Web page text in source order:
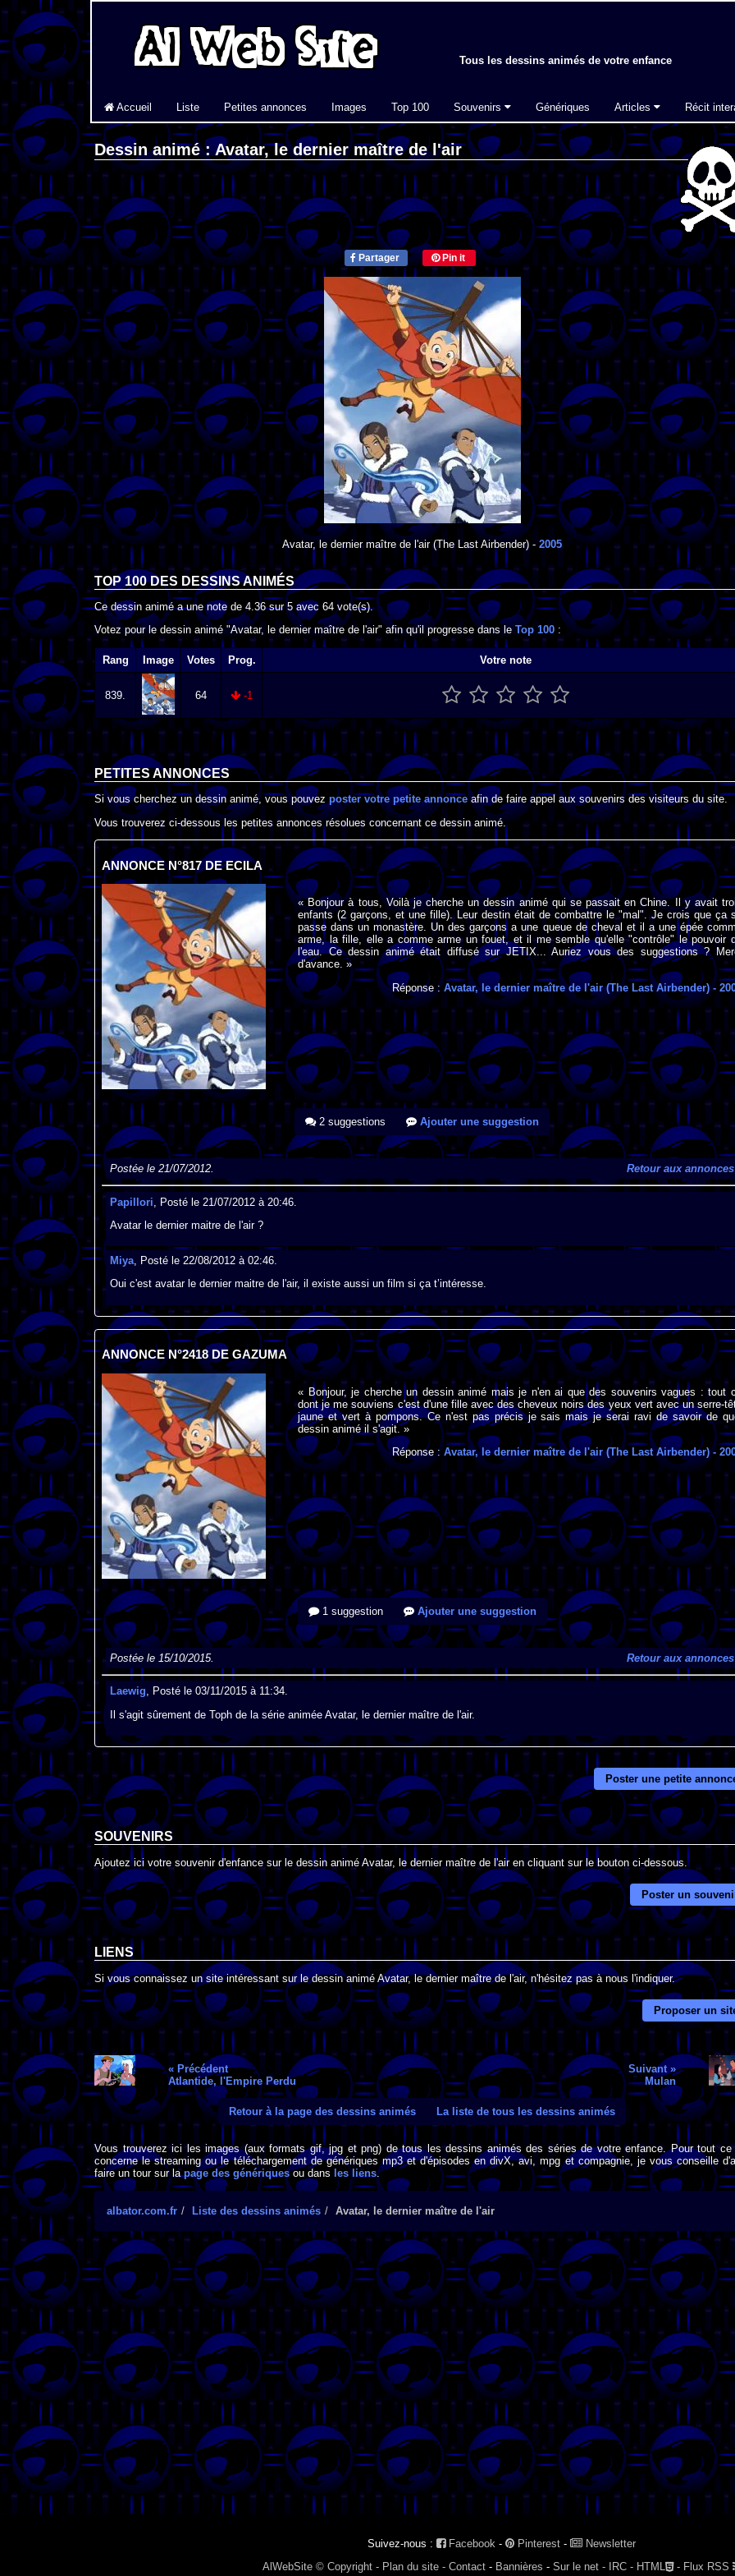
Tous les dessins animés de votre enfance
Accueil Liste Petites annonces Images Top 100 Souvenirs Génériques Articles Récit
Dessin animé : Avatar, le dernier maître de l'air
Partager Pin it
Avatar, le dernier maître de l'air(The Last Airbender) -2005
TOP 100 DES DESSINS ANIMÉS
Ce dessin animé a une note de 4.36sur5 avec 64 vote(s).
Votez pour le dessin animé "Avatar, le dernier maître de l'air" afin qu'il progresse dans leTop 100 :
Rang Image Votes Prog. Votre note
839. 64 -1
PETITES ANNONCES
Si vous cherchez un dessin animé, vous pouvez poster votre petite annonceafin de faire appel aux souvenirs des visiteurs du site.
Vous trouverez ci-dessous les petites annonces résolues concernant ce dessin animé.
ANNONCE N°817 DE ECILA
« Bonjour à tous, Voilà je cherche un dessin animé qui se passait en Chine. Il y avait
enfants (2 garçons, et une fille). Leur destin était de combattre le "mal". Je crois que ça
passe dans un monastère. Un des garçons a une queue de cheval et il a une épée
arme, la fille, elle a comme arme un fouet, et il me semble qu'elle "contrôle" le pouvoir
l'eau. Ce dessin animé était diffusé sur JETIX... Auriez vous des suggestions ?
d'avance. »
Réponse :Avatar, le dernier maître de l'air (The Last Airbender)-
2 suggestions Ajouter une suggestion
Postée le 21/07/2012. Retour aux annonces
Papillori , Posté le 21/07/2012 à 20:46.
Avatar le dernier maitre de l'air ?
Miya, Posté le 22/08/2012 à 02:46.
Oui c'est avatar le dernier maitre de l'air, il existe aussi un film si ça t’intéresse.
ANNONCE N°2418 DE GAZUMA
« Bonjour, je cherche un dessin animé mais je n'en ai que des souvenirs vagues : tout
dont je me souviens c'est d'une fille avec des cheveux noirs des yeux vert avec un serre-
jaune et vert à pompons. Ce n'est pas précis je sais mais je serai ravi de savoir de
dessin animé il s'agit. »
Réponse :Avatar, le dernier maître de l'air (The Last Airbender)-
1 suggestion Ajouter une suggestion
Postée le 15/10/2015. Retour aux annonces
Laewig, Posté le 03/11/2015 à 11:34.
Il s'agit sûrement de Toph de la série animée Avatar, le dernier maître de l'air.
Poster une petite
SOUVENIRS
Ajoutez ici votre souvenir d'enfance sur le dessin animé Avatar, le dernier maître de l'air en cliquant sur le bouton ci-dessous.
Poster un
LIENS
Si vous connaissez un site intéressant sur le dessin animé Avatar, le dernier maître de l'air, n'hésitez pas à nous l'indiquer.
Proposer un
« Précédent
Atlantide, l'Empire Perdu
Suivant »
Mulan
Retour à la page des dessins animés La liste de tous les dessins animés
Vous trouverez ici les images (aux formats gif, jpg et png) de tous les dessins animés des séries de votre enfance. Pour tout ce
concerne le streaming ou le téléchargement de génériques mp3 et d'épisodes en divX, avi, mpg et compagnie, je vous conseille
faire un tour sur lapage des génériquesou dans les liens.
albator.com.fr Liste des dessins animés Avatar, le dernier maître de l'air
Suivez-nous : Facebook - Pinterest -
Newsletter
AlWebSite © Copyright - Plan du site - Contact - Bannières -Sur le net - IRC - HTML - Flux RSS